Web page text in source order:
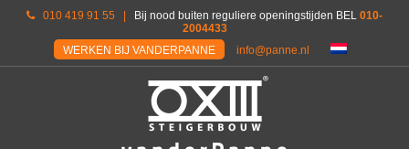
010 419 91 55 Bij nood buiten reguliere openingstijden BEL 010-
2004433
WERKEN BIJ VANDERPANNE
info@panne.nl